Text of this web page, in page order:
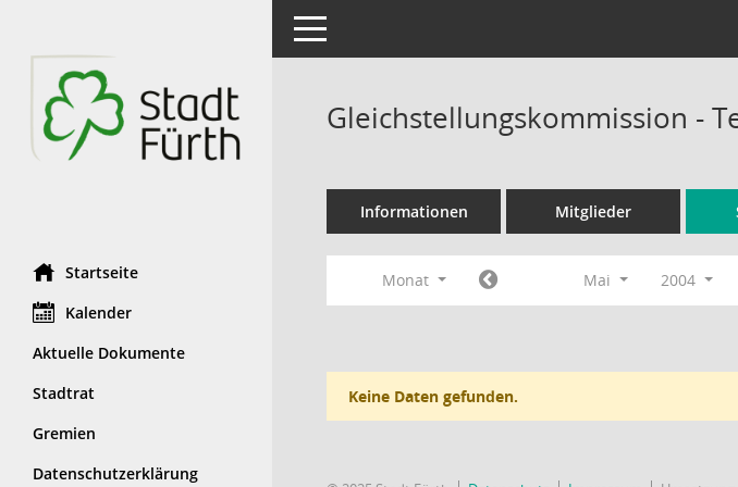
Startseite
Kalender
Aktuelle Dokumente
Stadtrat
Gremien
Datenschutzerklärung
Toggle navigation
Gleichstellungskommission -
Informationen Mitglieder
Monat Mai 2004
Keine Daten gefunden.